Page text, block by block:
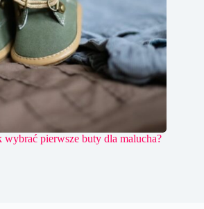
pierwsze buty dla malucha?